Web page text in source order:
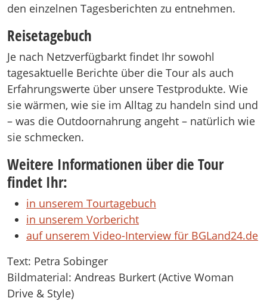
den einzelnen Tagesberichten zu entnehmen.
Reisetagebuch
Je nach Netzverfügbarkt findet Ihr sowohl
tagesaktuelle Berichte über die Tour als auch
Erfahrungswerte über unsere Testprodukte. Wie
sie wärmen, wie sie im Alltag zu handeln sind und
– was die Outdoornahrung angeht – natürlich wie
sie schmecken.
Weitere Informationen über die Tour
findet Ihr:
in unserem Tourtagebuch
in unserem Vorbericht
auf unserem Video-Interview für BGLand24.de
Text: Petra Sobinger
Bildmaterial: Andreas Burkert (Active Woman
Drive & Style)